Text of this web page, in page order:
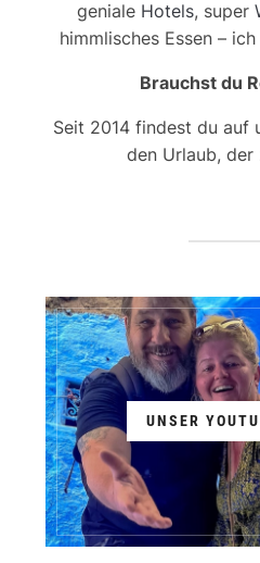
geniale Hotels, super
himmlisches Essen –
Brauchst du
Seit 2014 findest du auf
den Urlaub, der
UNSER